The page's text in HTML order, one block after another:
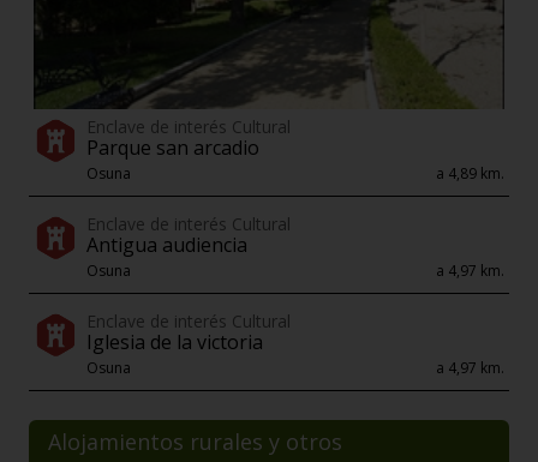
Enclave de interés Cultural
Parque san arcadio
Osuna a 4,89 km.
Enclave de interés Cultural
Antigua audiencia
Osuna a 4,97 km.
Enclave de interés Cultural
Iglesia de la victoria
Osuna a 4,97 km.
Alojamientos rurales y otros